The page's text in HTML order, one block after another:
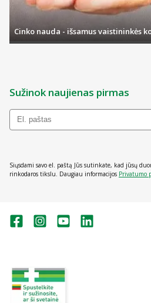
Cinko nauda - išsamus vaistininkės
Sužinok naujienas pirmas
Siųsdami savo el. paštą Jūs sutinkate, kad jūsų
rinkodaros tikslu. Daugiau informacijos Privatumo